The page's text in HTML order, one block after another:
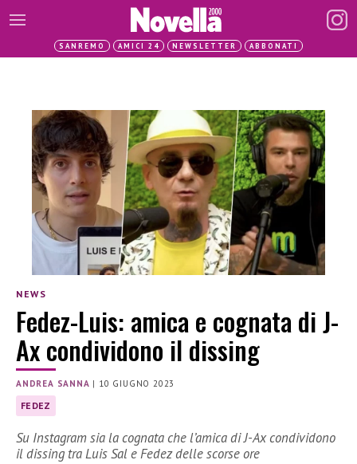
SANREMO AMICI 24 NEWSLETTER ABBONATI
NEWS
Fedez-Luis: amica e cognata di J-
Ax condividono il dissing
ANDREA SANNA | 10 GIUGNO 2023
FEDEZ
Su Instagram sia la cognata che l’amica di J-Ax condividono
il dissing tra Luis Sal e Fedez delle scorse ore